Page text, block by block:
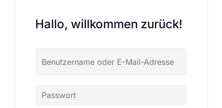
Hallo, willkommen zurück!